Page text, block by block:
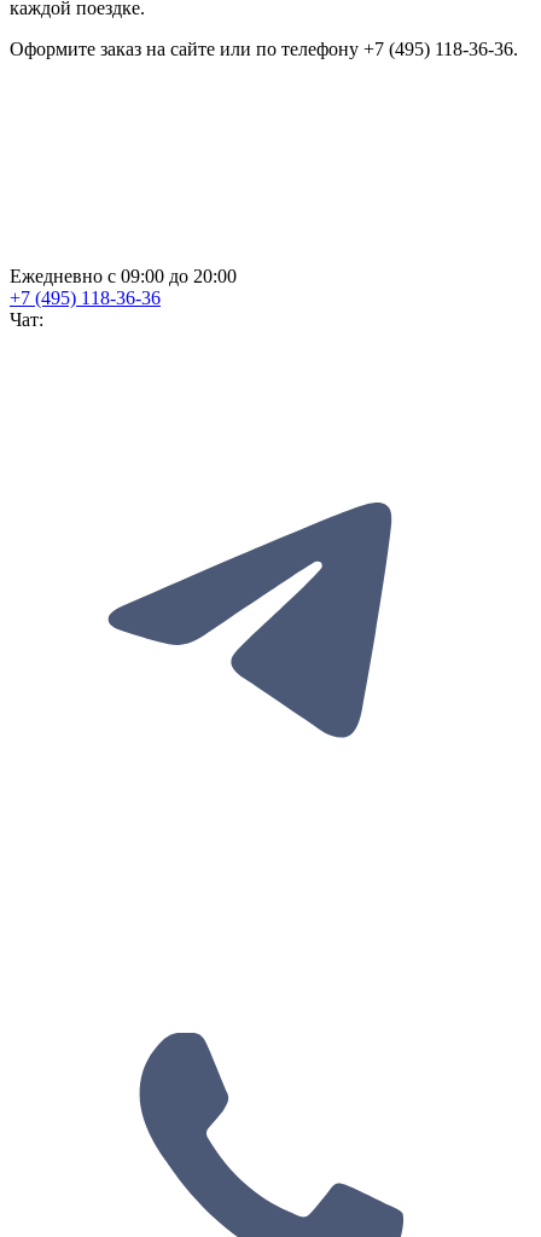
каждой поездке.
Оформите заказ на сайте или по телефону +7 (495) 118-36-36.
Ежедневно с 09:00 до 20:00
+7 (495) 118-36-36
Чат: